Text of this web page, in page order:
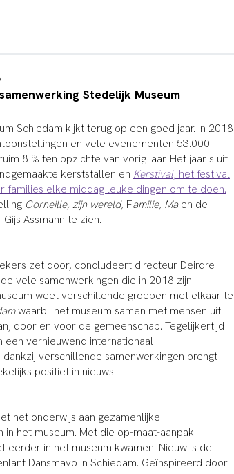
Stedelijk Museum
Schiedam kijkt terug op een goed jaar. In 2018
en vele evenementen 53.000
8 % ten opzichte van vorig jaar. Het jaar sluit
kerststallen en Kerstival, het festival
families elke middag leuke dingen om te doen.
Corneille, zijn wereld, Familie, Ma en de
Assmann te zien.
zet door, concludeert directeur Deirdre
vele samenwerkingen die in 2018 zijn
weet verschillende groepen met elkaar te
waarbij het museum samen met mensen uit
door en voor de gemeenschap. Tegelijkertijd
een vernieuwend internationaal
verschillende samenwerkingen brengt
positief in nieuws.
het onderwijs aan gezamenlijke
het museum. Met die op-maat-aanpak
eerder in het museum kwamen. Nieuw is de
Dansmavo in Schiedam. Geïnspireerd door